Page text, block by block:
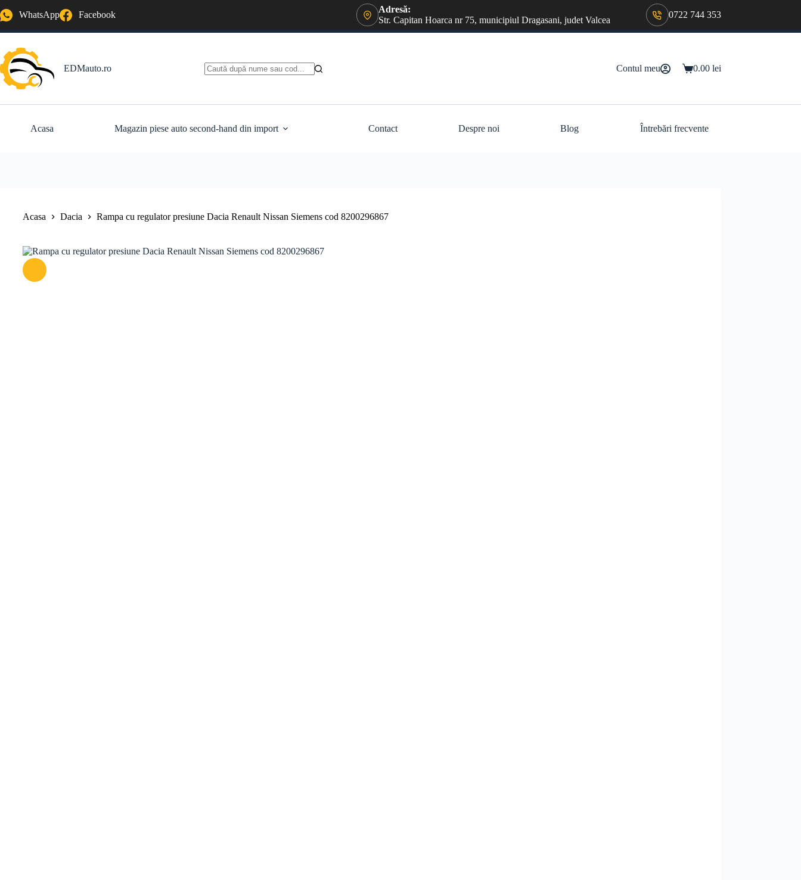
la
WhatsApp Facebook
Adresă:
Str. Capitan Hoarca nr 75, municipiul Dragasani, judet Valcea
0722 744 353
EDMauto.ro
Contul meu
Coș0.00 lei
Acasa Magazin piese auto second-hand din import Contact Despre noi Blog Întrebări frecvente
Acasa Dacia Rampa cu regulator presiune Dacia Renault Nissan Siemens cod 8200296867